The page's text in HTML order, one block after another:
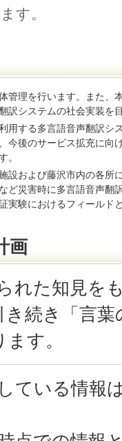
す。
管理を行います。また、
訳システムの社会実装を
用する多言語音声翻訳シ
今後のサービス拡充に向
。
設および藤沢市内の各所
ど災害時に多言語音声翻
実験におけるフィールド
画
れた知見を
続き「言
す。
ている情報